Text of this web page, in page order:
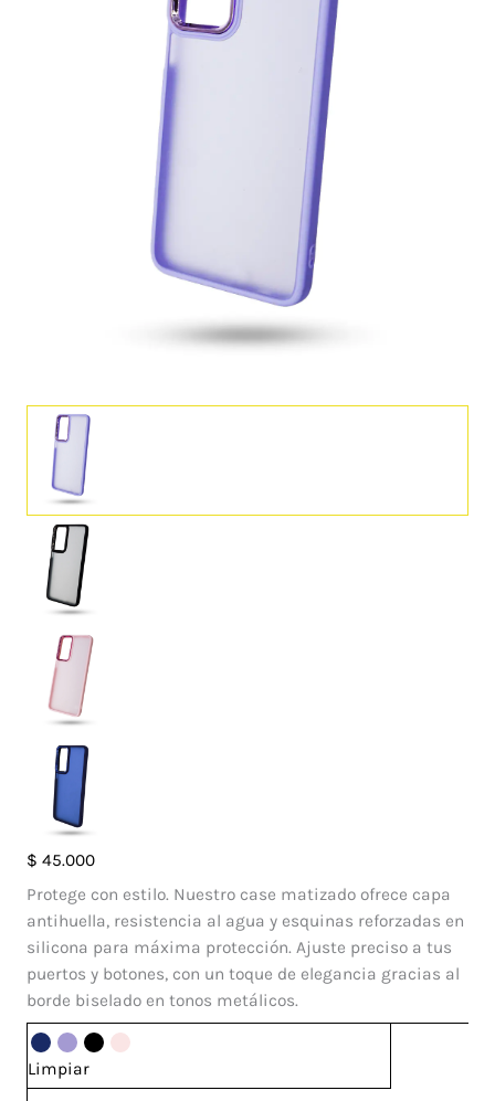
$ 45.000
Protege con estilo. Nuestro case matizado ofrece capa
antihuella, resistencia al agua y esquinas reforzadas en
silicona para máxima protección. Ajuste preciso a tus
puertos y botones, con un toque de elegancia gracias al
borde biselado en tonos metálicos.
Limpiar
Case
Francia
Motorola
G52
cantidad